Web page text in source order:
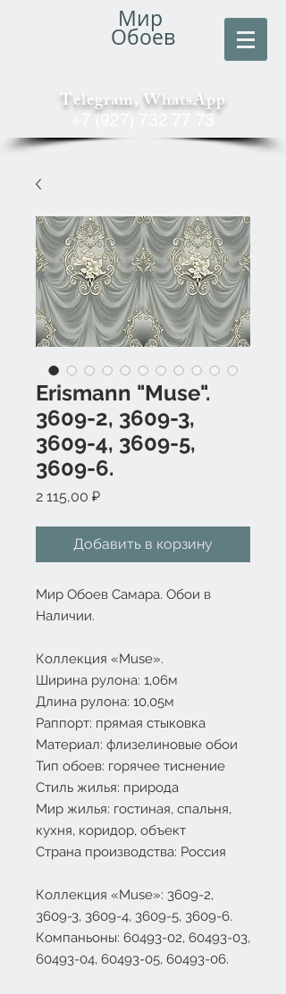
Мир
Обоев
Telegram, WhatsApp
+7 (927) 732 77 73
Erismann "Muse".
3609-2, 3609-3,
3609-4, 3609-5,
3609-6.
2 115,00 ₽Цена
Добавить в корзину
Мир Обоев Самара. Обои в
Наличии.
Коллекция «Muse».
Ширина рулона: 1,06м
Длина рулона: 10,05м
Раппорт: прямая стыковка
Материал: флизелиновые обои
Тип обоев: горячее тиснение
Стиль жилья: природа
Мир жилья: гостиная, спальня,
кухня, коридор, объект
Страна производства: Россия
Коллекция «Muse»: 3609-2,
3609-3, 3609-4, 3609-5, 3609-6.
Компаньоны: 60493-02, 60493-03,
60493-04, 60493-05, 60493-06.